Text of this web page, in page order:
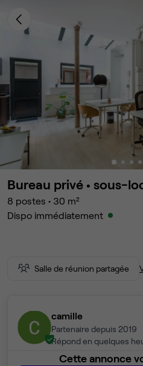
Bureau privé • sous-
8 postes • 30 m²
Dispo immédiatement
Salle de réunion partagée
camille
Partenaire depuis 2019
Répond en quelques
Cette annonce